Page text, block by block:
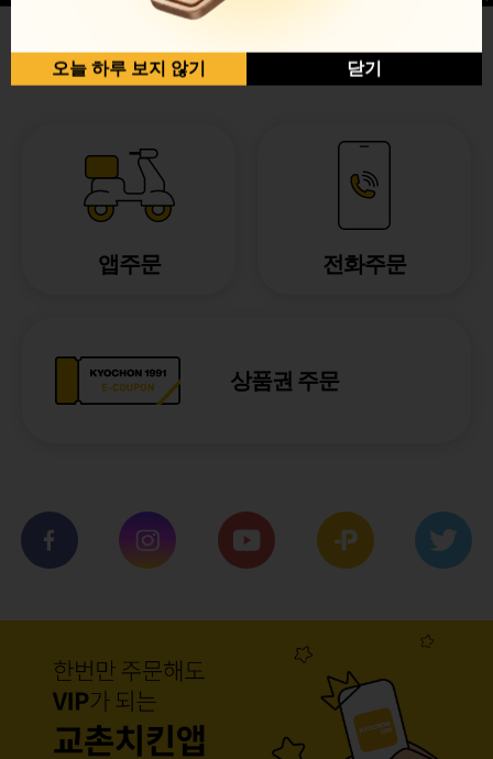
앱주문 전화주문
상품권 주문
오늘 하루 보지 않기 닫기